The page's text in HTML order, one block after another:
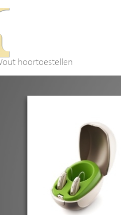
hoortoestellen